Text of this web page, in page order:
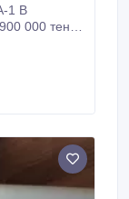
1 В
000 тенге